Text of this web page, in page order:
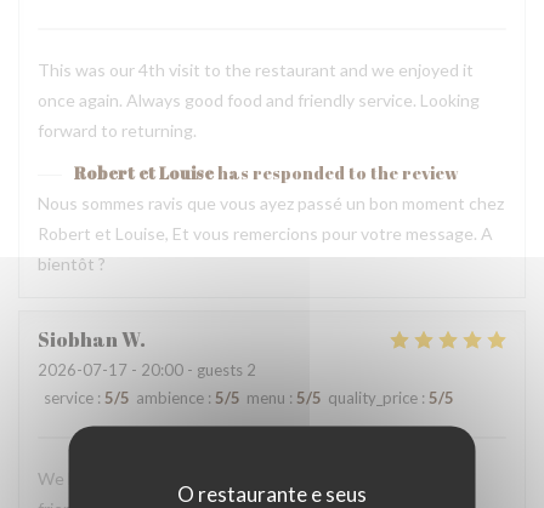
O restaurante e seus
This was our 4th visit to the restaurant and we enjoyed it
once again. Always good food and friendly service. Looking
forward to returning.
Robert et Louisehas responded to the review
Nous sommes ravis que vous ayez passé un bon moment chez
Robert et Louise, Et vous remercions pour votre message. A
bientôt ?
SiobhanW
2026-07-17 - 20:00 - guests 2
service : 5/5 ambience : 5/5 menu : 5/5 quality_price : 5/5
We loved our dinner and experience here. The staff were